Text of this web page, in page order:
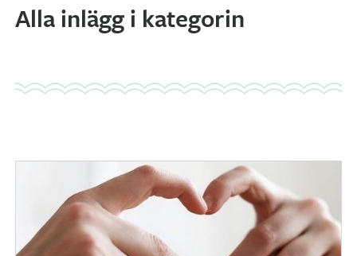
Alla inlägg i kategorin